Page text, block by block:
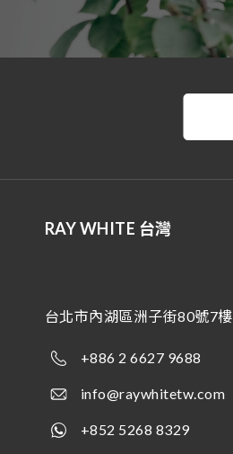
RAY WHITE 台灣
台北市內湖區洲子街80號7樓
+886 2 6627 9688
info@raywhitetw.com
+852 5268 8329